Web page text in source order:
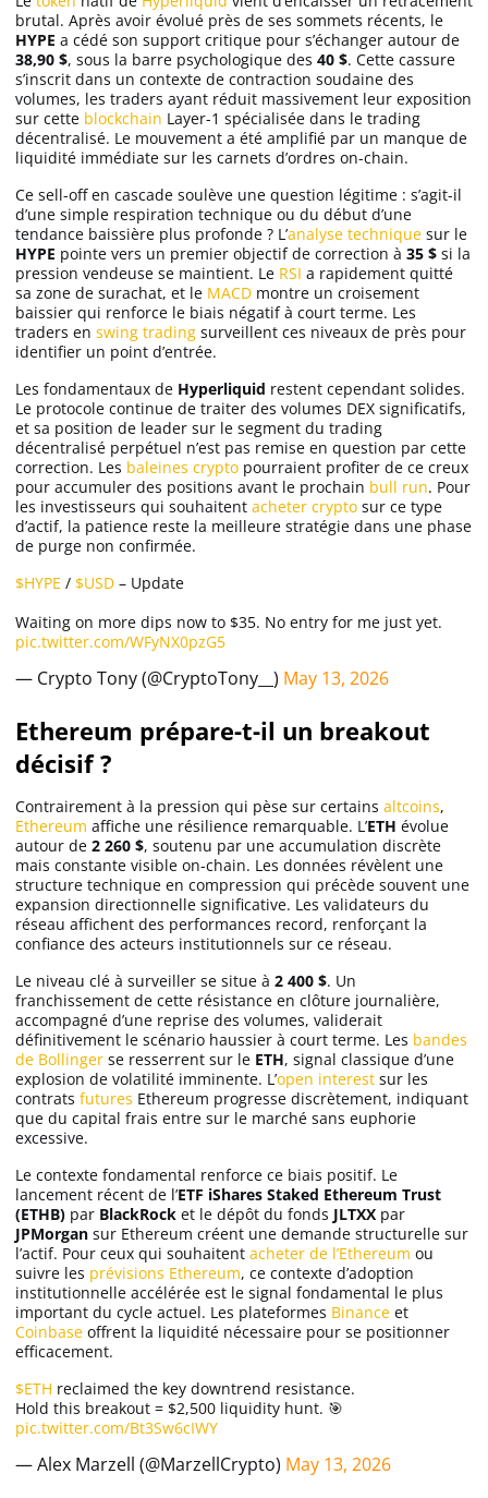
Dogecoin (DOGE)
Binance Coin (BNB)
Trading
C’est quoi ?
Meilleur Broker
Apprendre
Indicateurs techniques
Investir
Meilleures plateformes
Meilleurs wallets
brutal. Après avoir évolué près de ses sommets récents, le
HYPE a cédé son support critique pour s’échanger autour de
38,90 $, sous la barre psychologique des 40 $. Cette cassure
s’inscrit dans un contexte de contraction soudaine des
volumes, les traders ayant réduit massivement leur exposition
sur cette blockchain Layer-1 spécialisée dans le trading
décentralisé. Le mouvement a été amplifié par un manque de
liquidité immédiate sur les carnets d’ordres on-chain.
Ce sell-off en cascade soulève une question légitime : s’agit-il
d’une simple respiration technique ou du début d’une
tendance baissière plus profonde ? L’analyse technique sur le
HYPE pointe vers un premier objectif de correction à 35 $ si la
pression vendeuse se maintient. Le RSI a rapidement quitté
sa zone de surachat, et le MACD montre un croisement
baissier qui renforce le biais négatif à court terme. Les
traders en swing trading surveillent ces niveaux de près pour
identifier un point d’entrée.
Les fondamentaux de Hyperliquid restent cependant solides.
Le protocole continue de traiter des volumes DEX significatifs,
et sa position de leader sur le segment du trading
décentralisé perpétuel n’est pas remise en question par cette
correction. Les baleines crypto pourraient profiter de ce creux
pour accumuler des positions avant le prochain bull run. Pour
les investisseurs qui souhaitent acheter crypto sur ce type
d’actif, la patience reste la meilleure stratégie dans une phase
de purge non confirmée.
$HYPE / $USD – Update
Waiting on more dips now to $35. No entry for me just yet.
pic.twitter.com/WFyNX0pzG5
— Crypto Tony (@CryptoTony__) May 13, 2026
Ethereum prépare-t-il un breakout
décisif ?
Contrairement à la pression qui pèse sur certains altcoins,
Ethereum affiche une résilience remarquable. L’ETH évolue
autour de 2 260 $, soutenu par une accumulation discrète
mais constante visible on-chain. Les données révèlent une
structure technique en compression qui précède souvent une
expansion directionnelle significative. Les validateurs du
réseau affichent des performances record, renforçant la
confiance des acteurs institutionnels sur ce réseau.
Le niveau clé à surveiller se situe à 2 400 $. Un
franchissement de cette résistance en clôture journalière,
accompagné d’une reprise des volumes, validerait
définitivement le scénario haussier à court terme. Les bandes
de Bollinger se resserrent sur le ETH, signal classique d’une
explosion de volatilité imminente. L’open interest sur les
contrats futures Ethereum progresse discrètement, indiquant
que du capital frais entre sur le marché sans euphorie
excessive.
Le contexte fondamental renforce ce biais positif. Le
lancement récent de l’ETF iShares Staked Ethereum Trust
(ETHB) par BlackRock et le dépôt du fonds JLTXX par
JPMorgan sur Ethereum créent une demande structurelle sur
l’actif. Pour ceux qui souhaitent acheter de l’Ethereum ou
suivre les prévisions Ethereum, ce contexte d’adoption
institutionnelle accélérée est le signal fondamental le plus
important du cycle actuel. Les plateformes Binance et
Coinbase offrent la liquidité nécessaire pour se positionner
efficacement.
$ETH reclaimed the key downtrend resistance.
Hold this breakout = $2,500 liquidity hunt. 🎯
pic.twitter.com/Bt3Sw6cIWY
— Alex Marzell (@MarzellCrypto) May 13, 2026